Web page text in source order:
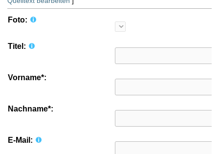
Foto:
Titel:
Vorname*:
Nachname*:
E-Mail: